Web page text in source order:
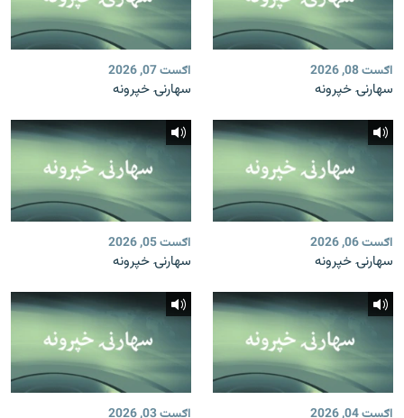
اګست 08, 2026
سهارنۍ خپرونه
اګست 07, 2026
سهارنۍ خپرونه
اګست 06, 2026
سهارنۍ خپرونه
اګست 05, 2026
سهارنۍ خپرونه
اګست 04, 2026 اګست 03, 2026